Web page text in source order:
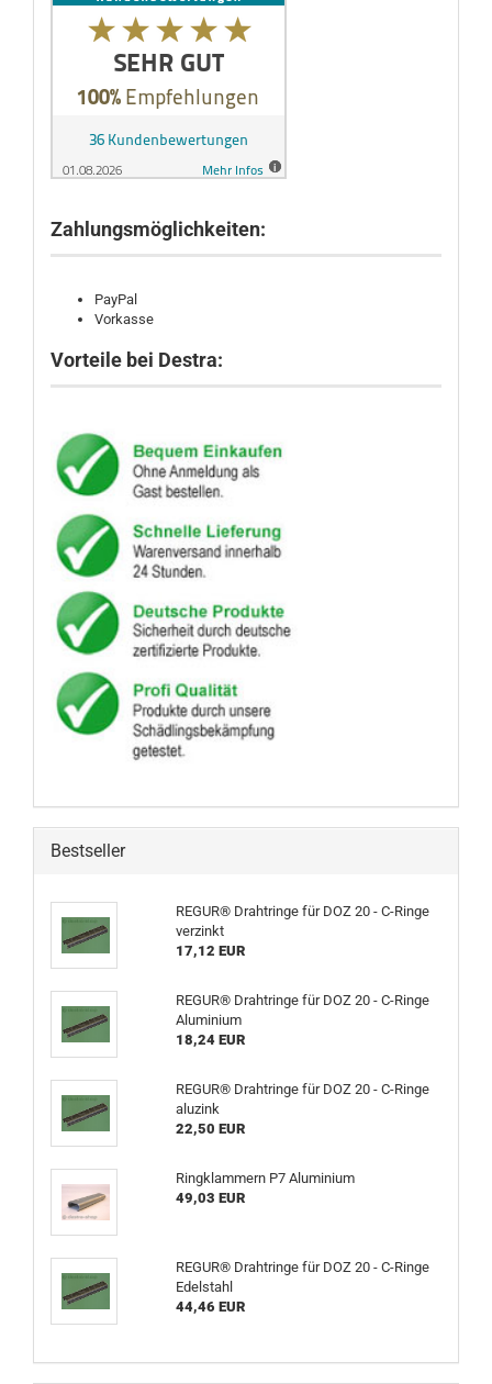
Zahlungsmöglichkeiten:
PayPal
Vorkasse
Vorteile bei Destra:
Bestseller
REGUR® Drahtringe für DOZ 20 - C-Ringe
verzinkt
17,12 EUR
REGUR® Drahtringe für DOZ 20 - C-Ringe
Aluminium
18,24 EUR
REGUR® Drahtringe für DOZ 20 - C-Ringe
aluzink
22,50 EUR
Ringklammern P7 Aluminium
49,03 EUR
REGUR® Drahtringe für DOZ 20 - C-Ringe
Edelstahl
44,46 EUR